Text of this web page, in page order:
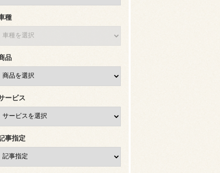
種
品
ービス
事指定